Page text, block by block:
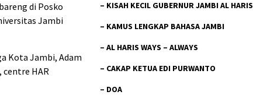
di Posko
Jambi
Kota Jambi, Adam
centre HAR
– KISAH KECIL GUBERNUR JAMBI AL HARIS
– KAMUS LENGKAP BAHASA JAMBI
–AL HARIS WAYS – ALWAYS
– CAKAP KETUA EDI PURWANTO
– DOA